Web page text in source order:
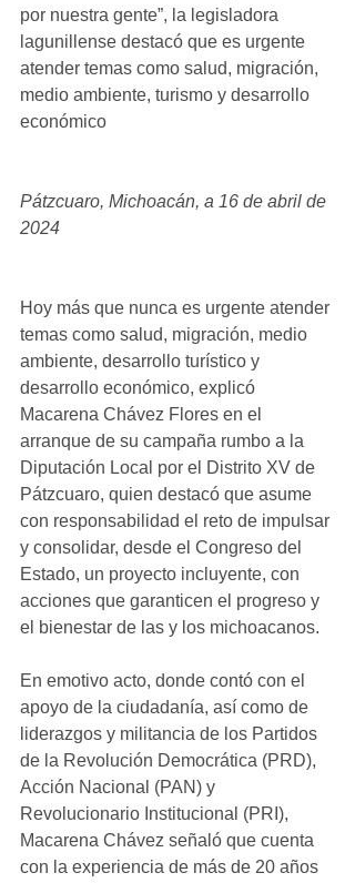
por nuestra gente”, la legisladora
lagunillense destacó que es urgente
atender temas como salud, migración,
medio ambiente, turismo y desarrollo
económico
Pátzcuaro, Michoacán, a 16 de abril de
2024
Hoy más que nunca es urgente atender
temas como salud, migración, medio
ambiente, desarrollo turístico y
desarrollo económico, explicó
Macarena Chávez Flores en el
arranque de su campaña rumbo a la
Diputación Local por el Distrito XV de
Pátzcuaro, quien destacó que asume
con responsabilidad el reto de impulsar
y consolidar, desde el Congreso del
Estado, un proyecto incluyente, con
acciones que garanticen el progreso y
el bienestar de las y los michoacanos.
En emotivo acto, donde contó con el
apoyo de la ciudadanía, así como de
liderazgos y militancia de los Partidos
de la Revolución Democrática (PRD),
Acción Nacional (PAN) y
Revolucionario Institucional (PRI),
Macarena Chávez señaló que cuenta
con la experiencia de más de 20 años